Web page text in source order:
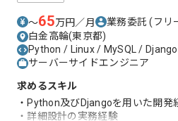
〜65万円／月 業務委託(フリ
白金高輪(東京都)
Python / Linux / MySQL /
サーバーサイドエンジニア
求めるスキル
・Python及びDjangoを用いた開発
・詳細設計の実務経験